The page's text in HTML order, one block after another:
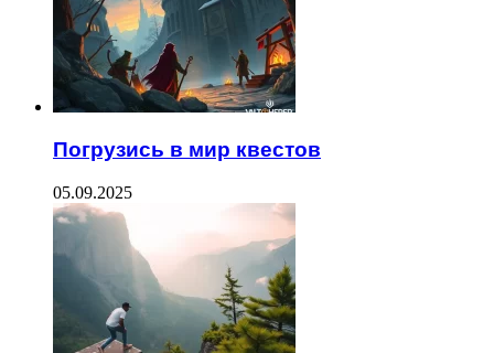
Погрузись в мир квестов
05.09.2025